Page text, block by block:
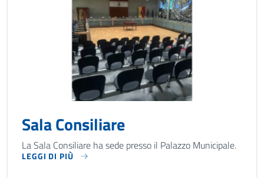
Sala Consiliare
La Sala Consiliare ha sede presso il Palazzo Municipale.
LEGGI DI PIÙ
LA SALA CONSILIARE HA SEDE PRESSO IL PALAZZO